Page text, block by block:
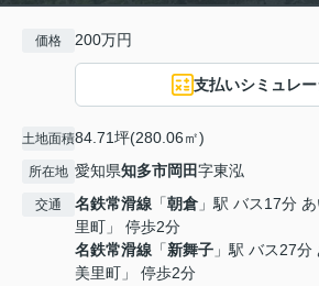
価格 200万円
支払いシミュレ
土地面積84.71坪(280.06㎡)
所在地 愛知県知多市岡田字東泓
交通 名鉄常滑線 「朝倉 」駅 バス17分
里町」 停歩2分
名鉄常滑線 「新舞子 」駅 バス27分
美里町」 停歩2分